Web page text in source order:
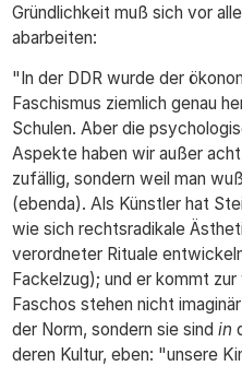
Gründlichkeit muß sich vor
abarbeiten:
"In der DDR wurde der
Faschismus ziemlich genau
Schulen. Aber die
Aspekte haben wir außer
zufällig, sondern weil man
(ebenda). Als Künstler hat
wie sich rechtsradikale
verordneter Rituale
Fackelzug); und er kommt
Faschos stehen nicht
der Norm, sondern sie sind in
deren Kultur, eben: "unsere